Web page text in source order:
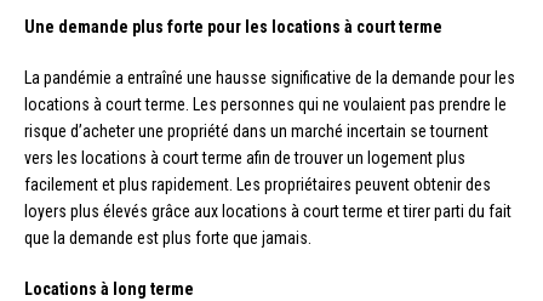
Une demande plus forte pour les locations à court terme
La pandémie a entraîné une hausse significative de la demande pour les
locations à court terme. Les personnes qui ne voulaient pas prendre le
risque d’acheter une propriété dans un marché incertain se tournent
vers les locations à court terme afin de trouver un logement plus
facilement et plus rapidement. Les propriétaires peuvent obtenir des
loyers plus élevés grâce aux locations à court terme et tirer parti du fait
que la demande est plus forte que jamais.
Locations à long terme